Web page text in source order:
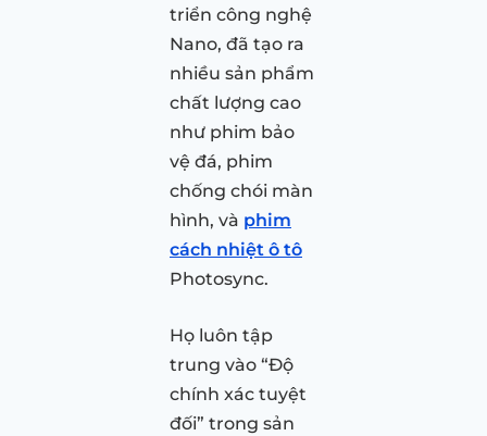
triển công nghệ
Nano, đã tạo ra
nhiều sản phẩm
chất lượng cao
như phim bảo
vệ đá, phim
chống chói màn
hình, và phim
cách nhiệt ô tô
Photosync.
Họ luôn tập
trung vào “Độ
chính xác tuyệt
đối” trong sản